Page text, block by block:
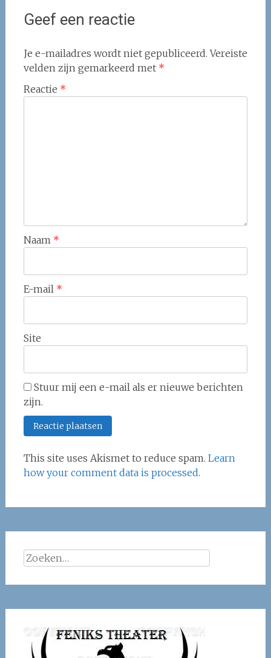
Geef een reactie
Je e-mailadres wordt niet gepubliceerd. Vereiste
velden zijn gemarkeerd met *
Reactie *
Naam *
E-mail *
Site
Stuur mij een e-mail als er nieuwe berichten
zijn.
This site uses Akismet to reduce spam. Learn
how your comment data is processed.
Zoeken